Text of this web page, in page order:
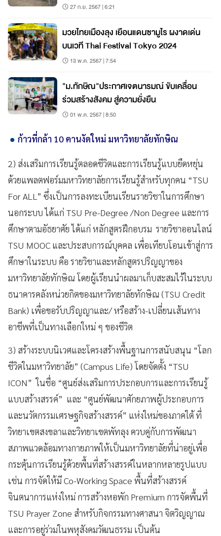
27 ก.ย. 2567 | 6:21
มวยไทยเมืองลุง เยือนแดนซามูไร ผงาดเด่น
บนเวที Thai Festival Tokyo 2024
13 พ.ค. 2567 | 7:54
"ม.ทักษิณ"ประกาศเจตนารมณ์ ขับเคลื่อน
ร่วมสร้างสังคม สู่ความยั่งยืน
01 พ.ค. 2567 | 8:50
ก้าวที่กล้า 10 คานงัดใหม่ มหาวิทยาลัยทักษิณ
2) ส่งเสริมการเรียนรู้ตลอดชีวิตและการเรียนรู้แบบยืดหยุ่น
ด้วยแพลตฟอร์มมหาวิทยาลัยการเรียนรู้สำหรับทุกคน “TSU
For ALL” ซึ่งเป็นการลงทะเบียนเรียนรายวิชาในการศึกษา
นอกระบบ ได้แก่ TSU Pre-Degree /Non Degree และการ
ศึกษาตามอัธยาศัย ได้แก่ หลักสูตรฝึกอบรม รายวิชาออนไลน์
TSU MOOC และประสบการณ์บุคคล เพื่อเทียบโอนเข้าสู่การ
ศึกษาในระบบ คือ รายวิชาและหลักสูตรปริญญาของ
มหาวิทยาลัยทักษิณ โดยผู้เรียนนำผลมาเก็บสะสมไว้ในระบบ
ธนาคารคลังหน่วยกิตของมหาวิทยาลัยทักษิณ (TSU Credit
Bank) เพื่อขอรับปริญญาและ/ หรือสร้าง-เปลี่ยนเส้นทาง
อาชีพที่เป็นทางเลือกใหม่ ๆ ของชีวิต
3) สร้างระบบนิเวศและโครงสร้างพื้นฐานการสนับสนุน “โลก
ชีวิตในมหาวิทยาลัย” (Campus Life) โดยจัดตั้ง “TSU
ICON” ในชื่อ “ศูนย์ส่งเสริมการประกอบการและการเรียนรู้
แบบสร้างสรรค์” และ “ศูนย์พัฒนาศักยภาพผู้ประกอบการ
และนวัตกรรมเศรษฐกิจสร้างสรรค์” แห่งใหม่ของภาคใต้ ที่
วิทยาเขตสงขลาและวิทยาเขตพัทลุง ควบคู่กับการพัฒนา
สภาพแวดล้อมทางกายภาพให้เป็นมหาวิทยาลัยที่น่าอยู่เพื่อ
กระตุ้นการเรียนรู้ด้วยพื้นที่สร้างสรรค์ในหลากหลายรูปแบบ
เช่น การจัดให้มี Co-Working Space พื้นที่สร้างสรรค์
จินตนาการแห่งใหม่ การสร้างหอพัก Premium การจัดพื้นที่
TSU Prayer Zone สำหรับกิจกรรมทางศาสนา จิตวิญญาณ
และการอยู่ร่วมในพหุสังคมวัฒนธรรม เป็นต้น